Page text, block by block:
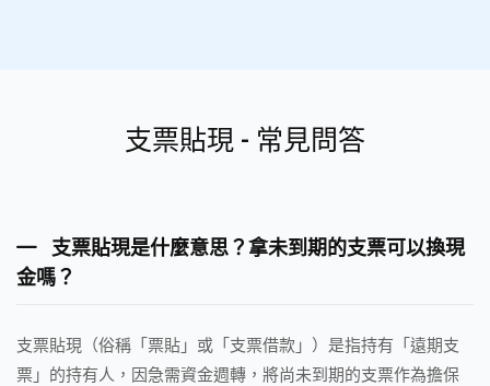
支票貼現 - 常見問答
支票貼現是什麼意思？拿未到期的支票可以換現
金嗎？
支票貼現（俗稱「票貼」或「支票借款」）是指持有「遠期支
票」的持有人，因急需資金週轉，將尚未到期的支票作為擔保